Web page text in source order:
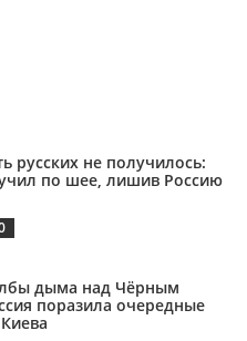
русских не получилось:
по шее, лишив Россию
дыма над Чёрным
поразила очередные